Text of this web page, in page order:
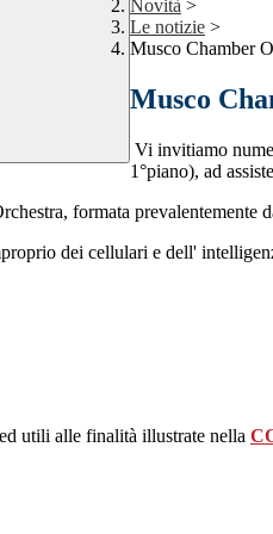
Novità >
Le notizie >
Musco Chamber
Musco
Vi invitiamo
1°piano), ad
formata prevalentemente
dei cellulari e dell'
utili alle finalità illustrate nella